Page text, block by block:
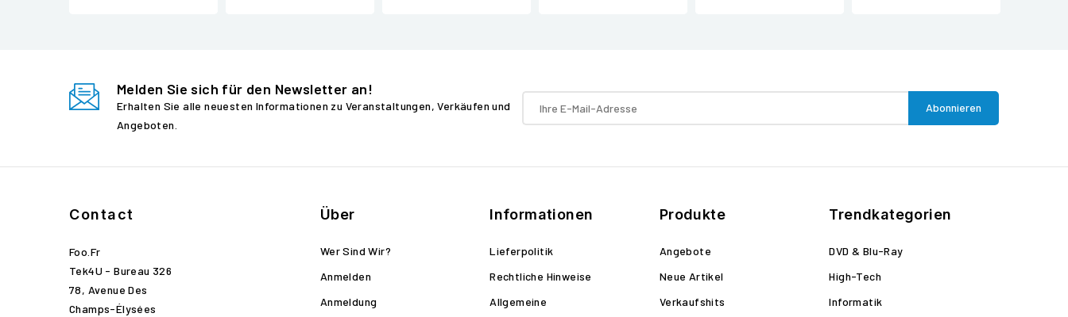
Melden Sie sich für den Newsletter an!
Erhalten Sie alle neuesten Informationen zu Veranstaltungen, Verkäufen und
Angeboten.
Contact
Foo.fr
Tek4U - Bureau 326
78, Avenue Des
Champs-Élysées
Über
Wer Sind Wir?
Anmelden
Anmeldung
Informationen
Lieferpolitik
Rechtliche Hinweise
Allgemeine
Produkte
Angebote
Neue Artikel
Verkaufshits
Trendkategorien
DVD & Blu-Ray
High-Tech
Informatik